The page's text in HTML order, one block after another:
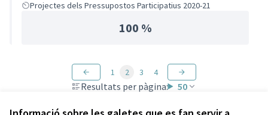
Projectes dels Pressupostos Participatius 2020-21
100 %
Resultats per pàgina: 50
1 2 3 4